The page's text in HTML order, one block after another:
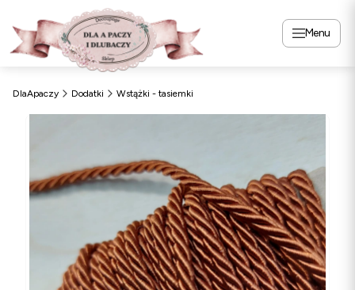
Menu
DlaApaczy Dodatki Wstążki - tasiemki